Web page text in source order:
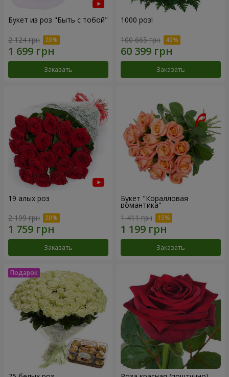
Букет из роз "Быть с тобой"
2 124 грн
Заказать
1000 роз!
100 665 грн
Заказать
19 алых роз
2 199 грн
Заказать
Букет "Коралловая
романтика"
1 411 грн
Заказать